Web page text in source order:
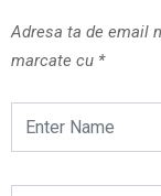
Adresa ta de email
marcate cu *